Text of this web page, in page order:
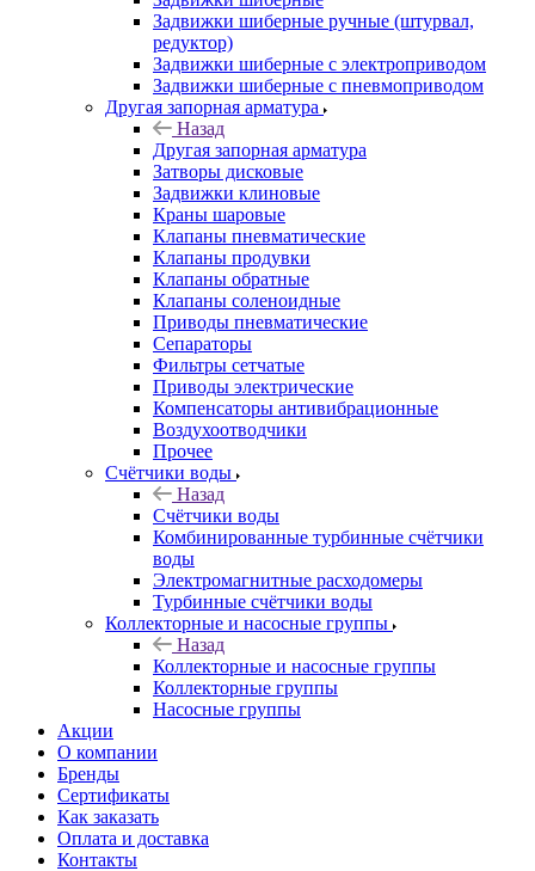
Задвижки шиберные ручные (штурвал,
редуктор)
Задвижки шиберные с электроприводом
Задвижки шиберные с пневмоприводом
Другая запорная арматура
Назад
Другая запорная арматура
Затворы дисковые
Задвижки клиновые
Краны шаровые
Клапаны пневматические
Клапаны продувки
Клапаны обратные
Клапаны соленоидные
Приводы пневматические
Сепараторы
Фильтры сетчатые
Приводы электрические
Компенсаторы антивибрационные
Воздухоотводчики
Прочее
Счётчики воды
Назад
Счётчики воды
Комбинированные турбинные счётчики
воды
Электромагнитные расходомеры
Турбинные счётчики воды
Коллекторные и насосные группы
Назад
Коллекторные и насосные группы
Коллекторные группы
Насосные группы
Акции
О компании
Бренды
Сертификаты
Как заказать
Оплата и доставка
Контакты